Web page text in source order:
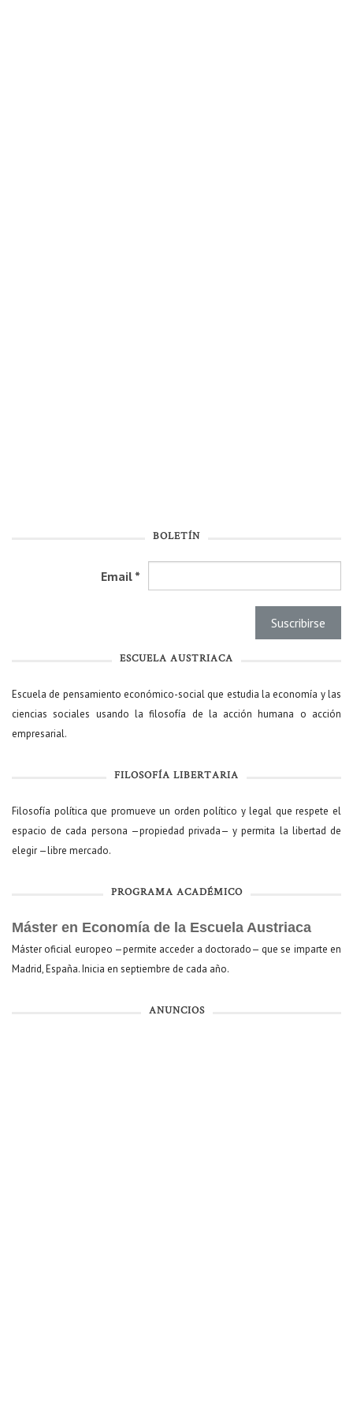
BOLETÍN
Email *
ESCUELA AUSTRIACA
Escuela de pensamiento económico-social que estudia la economía y las
ciencias sociales usando la filosofía de la acción humana o acción
empresarial.
FILOSOFÍA LIBERTARIA
Filosofía política que promueve un orden político y legal que respete el
espacio de cada persona —propiedad privada— y permita la libertad de
elegir —libre mercado.
PROGRAMA ACADÉMICO
Máster en Economía de la Escuela Austriaca
Máster oficial europeo —permite acceder a doctorado— que se imparte en
Madrid, España. Inicia en septiembre de cada año.
ANUNCIOS